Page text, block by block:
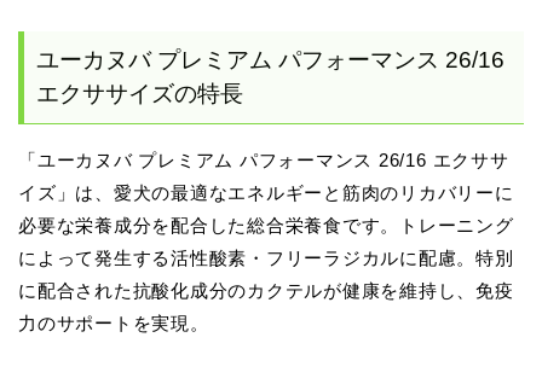
ユーカヌバ プレミアム パフォーマンス 26/16
エクササイズの特長
「ユーカヌバ プレミアム パフォーマンス 26/16 エクササ
イズ」は、愛犬の最適なエネルギーと筋肉のリカバリーに
必要な栄養成分を配合した総合栄養食です。トレーニング
によって発生する活性酸素・フリーラジカルに配慮。特別
に配合された抗酸化成分のカクテルが健康を維持し、免疫
力のサポートを実現。